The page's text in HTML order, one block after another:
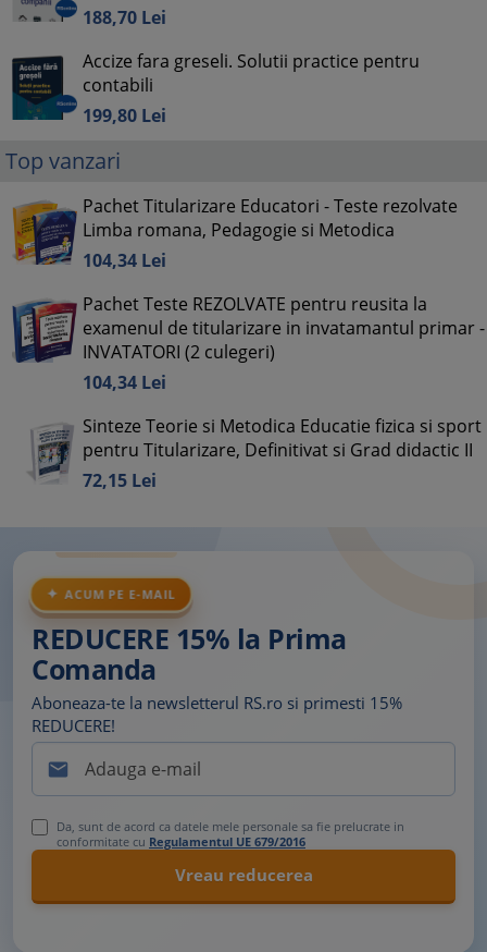
188,70 Lei
Accize fara greseli. Solutii practice pentru
contabili
199,80 Lei
Top vanzari
Pachet Titularizare Educatori - Teste rezolvate
Limba romana, Pedagogie si Metodica
104,34 Lei
Pachet Teste REZOLVATE pentru reusita la
examenul de titularizare in invatamantul primar -
INVATATORI (2 culegeri)
104,34 Lei
Sinteze Teorie si Metodica Educatie fizica si sport
pentru Titularizare, Definitivat si Grad didactic II
72,15 Lei
ACUM PE E-MAIL
REDUCERE 15% la Prima
Comanda
Aboneaza-te la newsletterul RS.ro si primesti 15%
REDUCERE!

Da, sunt de acord ca datele mele personale sa fie prelucrate in
conformitate cu Regulamentul UE 679/2016